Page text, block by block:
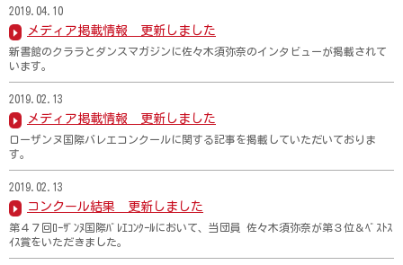
2019.04.10
メディア掲載情報 更新しました
新書館のクララとダンスマガジンに佐々木須弥奈のインタビューが掲載されて
います。
2019.02.13
メディア掲載情報 更新しました
ローザンヌ国際バレエコンクールに関する記事を掲載していただいておりま
す。
2019.02.13
コンクール結果 更新しました
第４７回ﾛｰｻﾞﾝﾇ国際ﾊﾞﾚｴｺﾝｸｰﾙにおいて、当団員 佐々木須弥奈が第３位＆ﾍﾞｽﾄｽ
ｲｽ賞をいただきました。